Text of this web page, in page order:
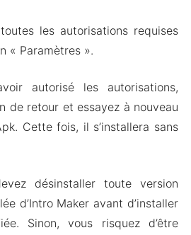
les autorisations requises
« Paramètres ».
autorisé les autorisations,
de retour et essayez à nouveau
Cette fois, il s’installera sans
désinstaller toute version
d’Intro Maker avant d’installer
Sinon, vous risquez d’être